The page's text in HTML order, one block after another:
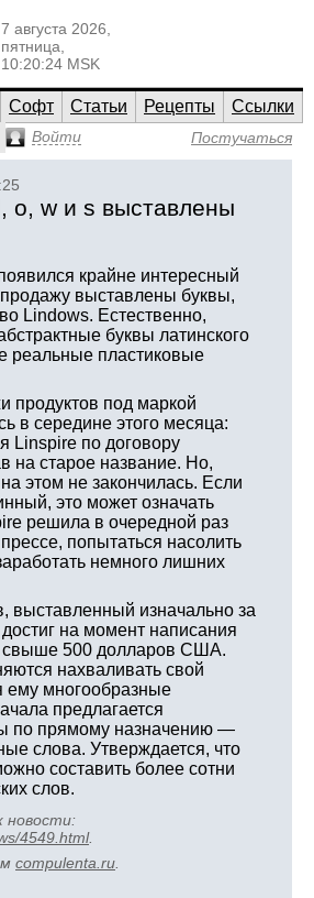
7 августа 2026,
пятница,
10:20:24 MSK
Софт Статьи Рецепты
Ссылки
Войти Постучаться
o, w и s выставлены
крайне интересный
продажу выставлены буквы,
Lindows. Естественно,
буквы латинского
реальные пластиковые
продуктов под маркой
в середине этого месяца:
Linspire по договору
на старое название. Но,
этом не закончилась. Если
это может означать
решила в очередной раз
попытаться насолить
немного лишних
выставленный изначально за
на момент написания
свыше 500 долларов США.
нахваливать свой
ему многообразные
предлагается
по прямому назначению —
слова. Утверждается, что
составить более сотни
слов.
новости:
4549.html.
compulenta.ru